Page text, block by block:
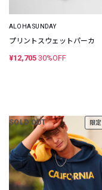
ALOHA SUNDAY
プリントスウェットパーカ
¥12,705 30%OFF
SOLD OUT 限定